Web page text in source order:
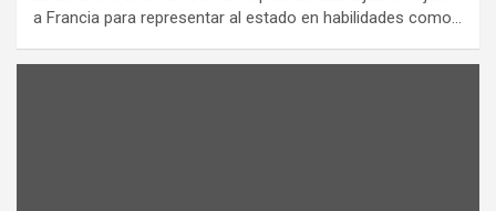
a Francia para representar al estado en habilidades como…